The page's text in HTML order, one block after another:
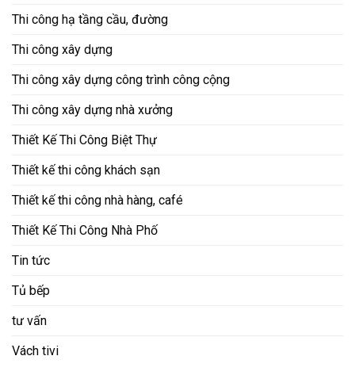
Thi công hạ tầng cầu, đường
Thi công xây dựng
Thi công xây dựng công trình công cộng
Thi công xây dựng nhà xưởng
Thiết Kế Thi Công Biệt Thự
Thiết kế thi công khách sạn
Thiết kế thi công nhà hàng, café
Thiết Kế Thi Công Nhà Phố
Tin tức
Tủ bếp
tư vấn
Vách tivi